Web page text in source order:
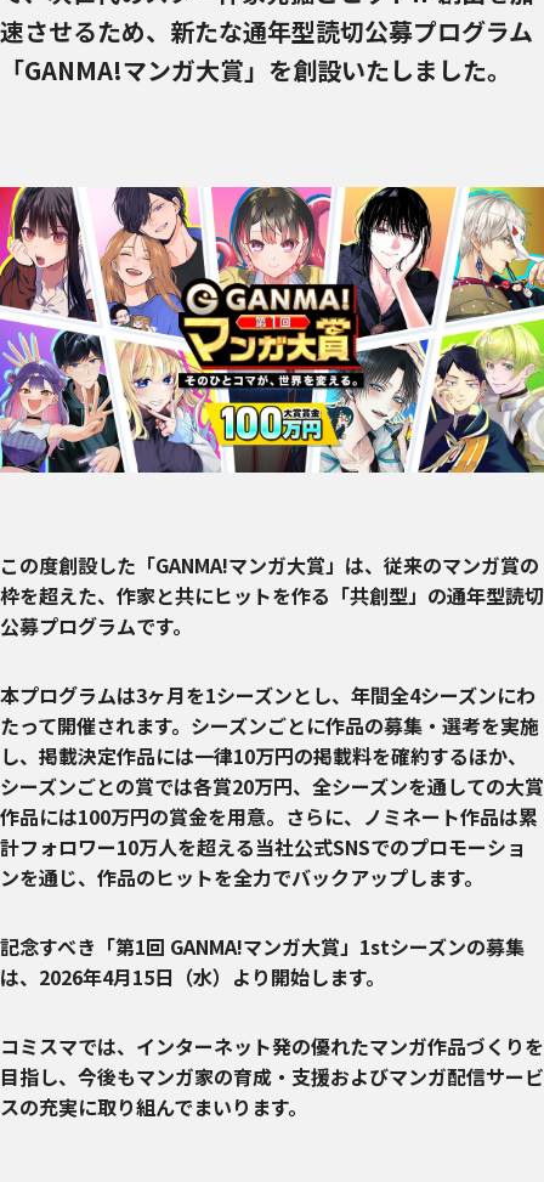
速させるため、新たな通年型読切公募プログラム
「GANMA!マンガ大賞」を創設いたしました。
この度創設した「GANMA!マンガ大賞」は、従来のマンガ賞の
枠を超えた、作家と共にヒットを作る「共創型」の通年型読切
公募プログラムです。
本プログラムは3ヶ月を1シーズンとし、年間全4シーズンにわ
たって開催されます。シーズンごとに作品の募集・選考を実施
し、掲載決定作品には一律10万円の掲載料を確約するほか、
シーズンごとの賞では各賞20万円、全シーズンを通しての大賞
作品には100万円の賞金を用意。さらに、ノミネート作品は累
計フォロワー10万人を超える当社公式SNSでのプロモーショ
ンを通じ、作品のヒットを全力でバックアップします。
記念すべき「第1回 GANMA!マンガ大賞」1stシーズンの募集
は、2026年4月15日（水）より開始します。
コミスマでは、インターネット発の優れたマンガ作品づくりを
目指し、今後もマンガ家の育成・支援およびマンガ配信サービ
スの充実に取り組んでまいります。